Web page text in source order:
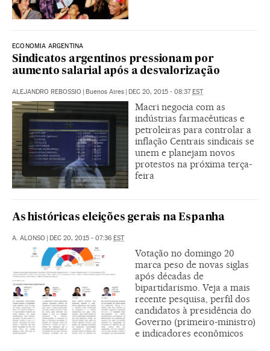
ECONOMIA ARGENTINA
Sindicatos argentinos pressionam por
aumento salarial após a desvalorização
ALEJANDRO REBOSSIO | Buenos Aires | DEC 20, 2015 - 08:37EST
Macri negocia com as
indústrias farmacêuticas e
petroleiras para controlar a
inflação Centrais sindicais se
unem e planejam novos
protestos na próxima terça-
feira
As históricas eleições gerais na Espanha
A. ALONSO | DEC 20, 2015 - 07:36 EST
Votação no domingo 20
marca peso de novas siglas
após décadas de
bipartidarismo. Veja a mais
recente pesquisa, perfil dos
candidatos à presidência do
Governo (primeiro-ministro)
e indicadores econômicos